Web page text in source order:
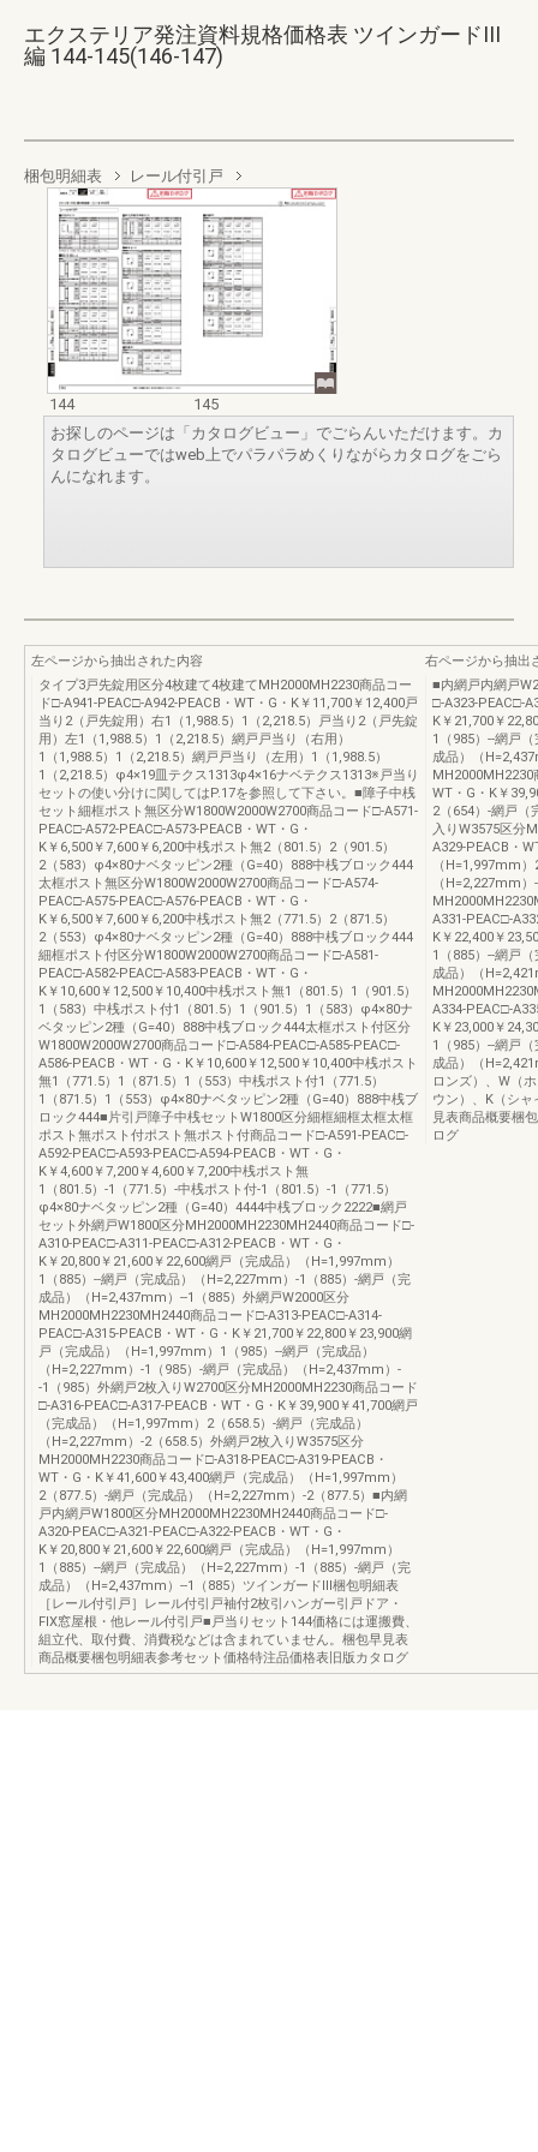
エクステリア発注資料規格価格表 ツインガードIII
編 144-145(146-147)
梱包明細表 レール付引戸
144
145
お探しのページは「カタログビュー」でごらんいただけます。カ
タログビューではweb上でパラパラめくりながらカタログをごら
んになれます。
左ページから抽出された内容
タイプ3戸先錠用区分4枚建て4枚建てMH2000MH2230商品コー
ド□-A941-PEAC□-A942-PEACB・WT・G・K￥11,700￥12,400戸
当り2（戸先錠用）右1（1,988.5）1（2,218.5）戸当り2（戸先錠
用）左1（1,988.5）1（2,218.5）網戸戸当り（右用）
1（1,988.5）1（2,218.5）網戸戸当り（左用）1（1,988.5）
1（2,218.5）φ4×19皿テクス1313φ4×16ナベテクス1313※戸当り
セットの使い分けに関してはP.17を参照して下さい。■障子中桟
セット細框ポスト無区分W1800W2000W2700商品コード□-A571-
PEAC□-A572-PEAC□-A573-PEACB・WT・G・
K￥6,500￥7,600￥6,200中桟ポスト無2（801.5）2（901.5）
2（583）φ4×80ナベタッピン2種（G=40）888中桟ブロック444
太框ポスト無区分W1800W2000W2700商品コード□-A574-
PEAC□-A575-PEAC□-A576-PEACB・WT・G・
K￥6,500￥7,600￥6,200中桟ポスト無2（771.5）2（871.5）
2（553）φ4×80ナベタッピン2種（G=40）888中桟ブロック444
細框ポスト付区分W1800W2000W2700商品コード□-A581-
PEAC□-A582-PEAC□-A583-PEACB・WT・G・
K￥10,600￥12,500￥10,400中桟ポスト無1（801.5）1（901.5）
1（583）中桟ポスト付1（801.5）1（901.5）1（583）φ4×80ナ
ベタッピン2種（G=40）888中桟ブロック444太框ポスト付区分
W1800W2000W2700商品コード□-A584-PEAC□-A585-PEAC□-
A586-PEACB・WT・G・K￥10,600￥12,500￥10,400中桟ポスト
無1（771.5）1（871.5）1（553）中桟ポスト付1（771.5）
1（871.5）1（553）φ4×80ナベタッピン2種（G=40）888中桟ブ
ロック444■片引戸障子中桟セットW1800区分細框細框太框太框
ポスト無ポスト付ポスト無ポスト付商品コード□-A591-PEAC□-
A592-PEAC□-A593-PEAC□-A594-PEACB・WT・G・
K￥4,600￥7,200￥4,600￥7,200中桟ポスト無
1（801.5）-1（771.5）-中桟ポスト付-1（801.5）-1（771.5）
φ4×80ナベタッピン2種（G=40）4444中桟ブロック2222■網戸
セット外網戸W1800区分MH2000MH2230MH2440商品コード□-
A310-PEAC□-A311-PEAC□-A312-PEACB・WT・G・
K￥20,800￥21,600￥22,600網戸（完成品）（H=1,997mm）
1（885）--網戸（完成品）（H=2,227mm）-1（885）-網戸（完
成品）（H=2,437mm）--1（885）外網戸W2000区分
MH2000MH2230MH2440商品コード□-A313-PEAC□-A314-
PEAC□-A315-PEACB・WT・G・K￥21,700￥22,800￥23,900網
戸（完成品）（H=1,997mm）1（985）--網戸（完成品）
（H=2,227mm）-1（985）-網戸（完成品）（H=2,437mm）-
-1（985）外網戸2枚入りW2700区分MH2000MH2230商品コード
□-A316-PEAC□-A317-PEACB・WT・G・K￥39,900￥41,700網戸
（完成品）（H=1,997mm）2（658.5）-網戸（完成品）
（H=2,227mm）-2（658.5）外網戸2枚入りW3575区分
MH2000MH2230商品コード□-A318-PEAC□-A319-PEACB・
WT・G・K￥41,600￥43,400網戸（完成品）（H=1,997mm）
2（877.5）-網戸（完成品）（H=2,227mm）-2（877.5）■内網
戸内網戸W1800区分MH2000MH2230MH2440商品コード□-
A320-PEAC□-A321-PEAC□-A322-PEACB・WT・G・
K￥20,800￥21,600￥22,600網戸（完成品）（H=1,997mm）
1（885）--網戸（完成品）（H=2,227mm）-1（885）-網戸（完
成品）（H=2,437mm）--1（885）ツインガードⅢ梱包明細表
［レール付引戸］レール付引戸袖付2枚引ハンガー引戸ドア・
FIX窓屋根・他レール付引戸■戸当りセット144価格には運搬費、
組立代、取付費、消費税などは含まれていません。梱包早見表
商品概要梱包明細表参考セット価格特注品価格表旧版カタログ
右ページから抽出
■内網戸内網戸
□-A323-PEAC□-
K￥21,700￥
1（985）--網戸
成品）（
MH2000MH2230
WT・G・K￥
2（654）-網戸（
入りW3575区分
A329-PEACB・
（H=1,997mm
（H=2,227mm
A331-PEAC□-
K￥22,400￥
1（885）--網戸
成品）（
A334-PEAC□-
K￥23,000￥
1（985）--網戸
成品）（
ロンズ）、W（
ウン）、K（シ
見表商品概要梱
ログ